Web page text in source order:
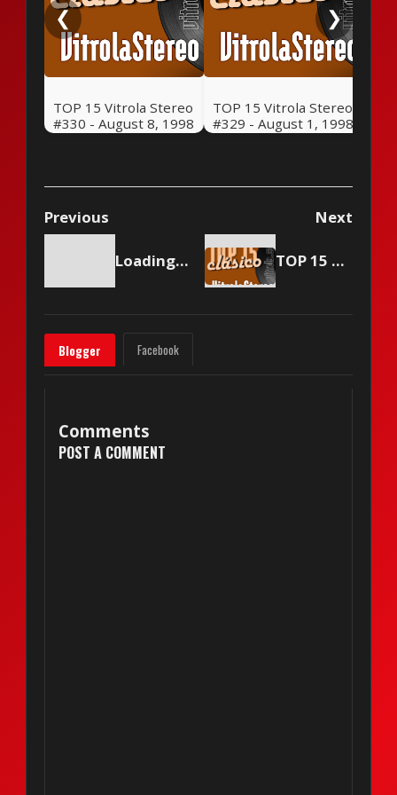
❮
TOP 15 Vitrola Stereo
#330 - August 8, 1998
TOP 15 Vitrola Stereo
#329 - August 1, 1998
❯
Previous Next
Loading content... TOP 15 Vitrola Stereo #307 - February 28, 1998
Blogger Facebook
Comments
POST A COMMENT